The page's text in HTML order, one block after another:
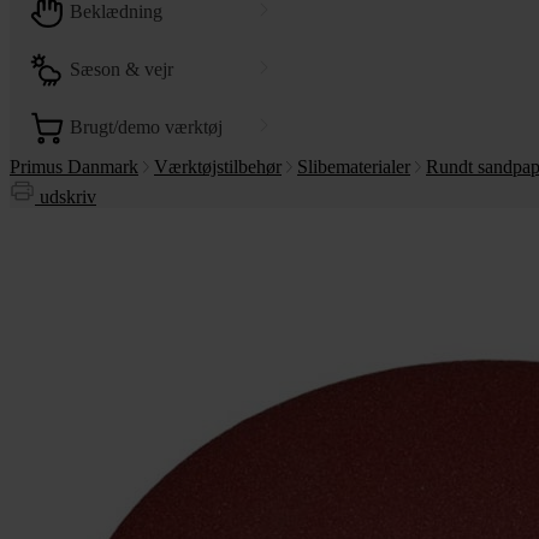
beklædning
sæson & vejr
brugt/demo værktøj
Primus Danmark
Værktøjstilbehør Slibematerialer
Rundt
udskriv